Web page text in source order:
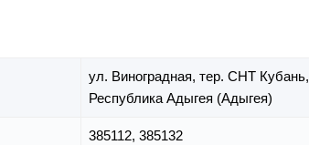
ул. Виноградная, тер. СНТ Кубань,
Республика Адыгея (Адыгея)
385112, 385132